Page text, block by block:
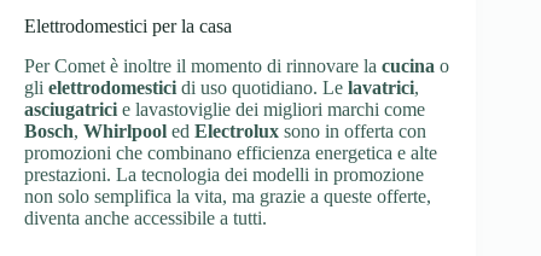
Elettrodomestici per la casa
Per Comet è inoltre il momento di rinnovare la cucina o
gli elettrodomestici di uso quotidiano. Le lavatrici,
asciugatrici e lavastoviglie dei migliori marchi come
Bosch, Whirlpool ed Electrolux sono in offerta con
promozioni che combinano efficienza energetica e alte
prestazioni. La tecnologia dei modelli in promozione
non solo semplifica la vita, ma grazie a queste offerte,
diventa anche accessibile a tutti.